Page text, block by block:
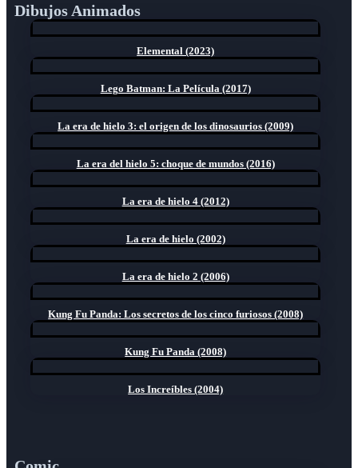
Dibujos Animados
Elemental (2023)
Lego Batman: La Película (2017)
La era de hielo 3: el origen de los dinosaurios (2009)
La era del hielo 5: choque de mundos (2016)
La era de hielo 4 (2012)
La era de hielo (2002)
La era de hielo 2 (2006)
Kung Fu Panda: Los secretos de los cinco furiosos (2008)
Kung Fu Panda (2008)
Los Increíbles (2004)